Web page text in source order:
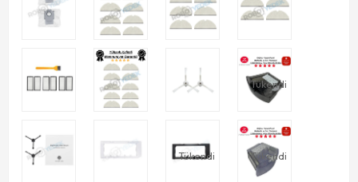
Tükendi
Tükendi Tükendi